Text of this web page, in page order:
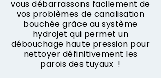
vous débarrassons facilement de
vos problèmes de canalisation
bouchée grâce au système
hydrojet qui permet un
débouchage haute pression pour
nettoyer définitivement les
parois des tuyaux !